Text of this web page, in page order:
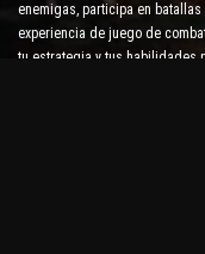
enemigas, participa en
experiencia de juego de
tu estrategia y tus habilidades